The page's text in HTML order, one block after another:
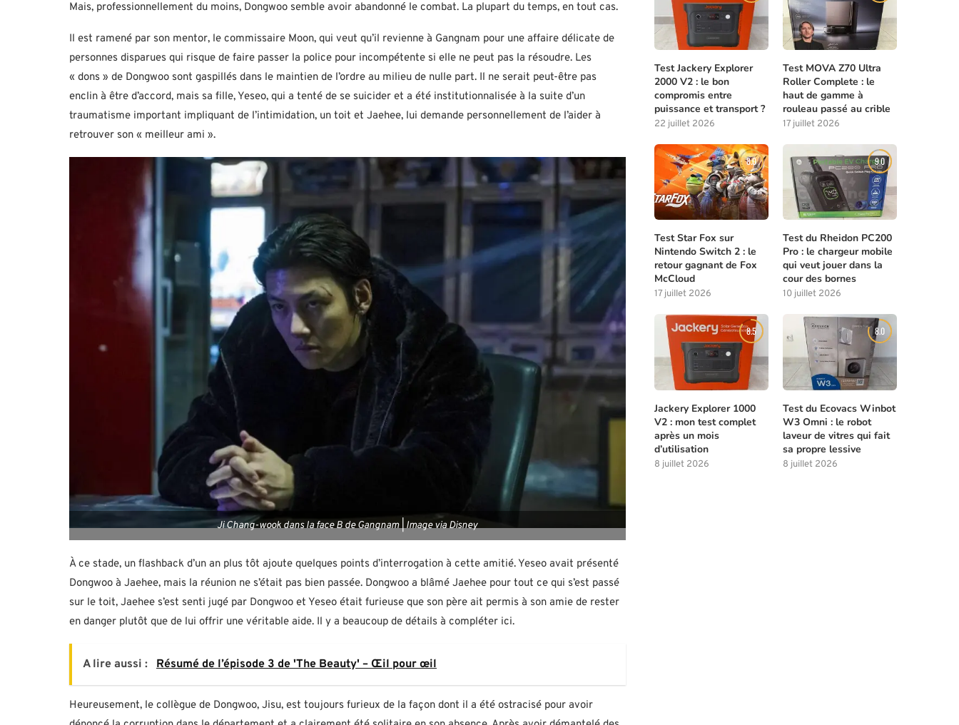
Mais, professionnellement du moins, Dongwoo semble avoir abandonné le combat. La plupart du temps, en tout cas.
Il est ramené par son mentor, le commissaire Moon, qui veut qu’il revienne à Gangnam pour une affaire délicate de
personnes disparues qui risque de faire passer la police pour incompétente si elle ne peut pas la résoudre. Les
« dons » de Dongwoo sont gaspillés dans le maintien de l’ordre au milieu de nulle part. Il ne serait peut-être pas
enclin à être d’accord, mais sa fille, Yeseo, qui a tenté de se suicider et a été institutionnalisée à la suite d’un
traumatisme important impliquant de l’intimidation, un toit et Jaehee, lui demande personnellement de l’aider à
retrouver son « meilleur ami ».
Ji Chang-wook dans la face B de Gangnam | Image via Disney
À ce stade, un flashback d’un an plus tôt ajoute quelques points d’interrogation à cette amitié. Yeseo avait présenté
Dongwoo à Jaehee, mais la réunion ne s’était pas bien passée. Dongwoo a blâmé Jaehee pour tout ce qui s’est passé
sur le toit, Jaehee s’est senti jugé par Dongwoo et Yeseo était furieuse que son père ait permis à son amie de rester
en danger plutôt que de lui offrir une véritable aide. Il y a beaucoup de détails à compléter ici.
A lire aussi : Résumé de l’épisode 3 de 'The Beauty' – Œil pour œil
Heureusement, le collègue de Dongwoo, Jisu, est toujours furieux de la façon dont il a été ostracisé pour avoir
Test Jackery Explorer
2000 V2 : le bon
compromis entre
puissance et transport ?
22 juillet 2026
Test MOVA Z70 Ultra
Roller Complete : le
haut de gamme à
rouleau passé au crible
17 juillet 2026
8.0
Test Star Fox sur
Nintendo Switch 2 : le
retour gagnant de Fox
McCloud
17 juillet 2026
9.0
Test du Rheidon PC200
Pro : le chargeur mobile
qui veut jouer dans la
cour des bornes
10 juillet 2026
8.5
Jackery Explorer 1000
V2 : mon test complet
après un mois
d’utilisation
8 juillet 2026
8.0
Test du Ecovacs Winbot
W3 Omni : le robot
laveur de vitres qui fait
sa propre lessive
8 juillet 2026